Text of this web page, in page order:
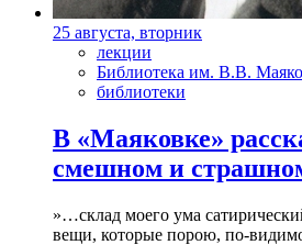
25 августа, вторник
лекции
Библиотека им. В.В.
библиотеки
В «Маяковке»
смешном и
»…склад моего ума
вещи, которые порою, по-